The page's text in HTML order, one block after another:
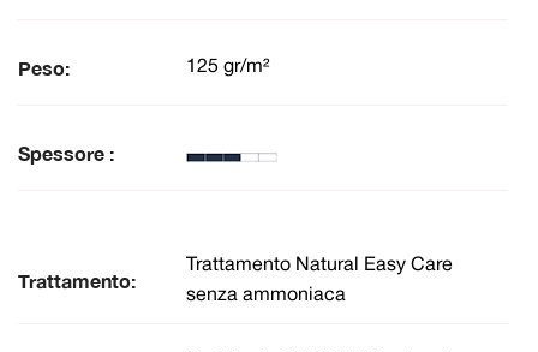
Peso: 125 gr/m²
Spessore :
Trattamento:
Trattamento Natural Easy Care
senza ammoniaca